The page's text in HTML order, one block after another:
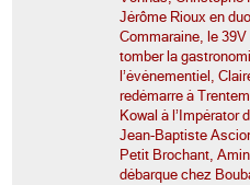
Jérôme Rioux en
Commaraine, le
tomber la
l’événementiel,
redémarre à
Kowal à l’Impérator
Jean-Baptiste
Petit Brochant,
débarque chez